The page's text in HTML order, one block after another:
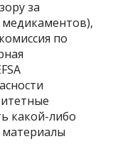
за
по
какой-либо